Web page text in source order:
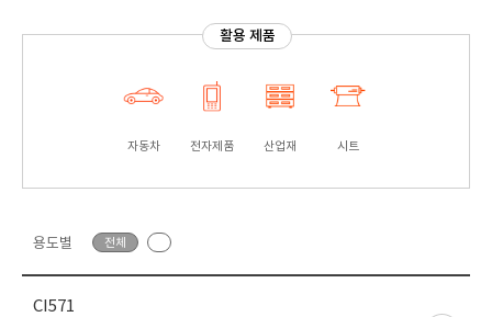
활용 제품
자동차 전자제품 산업재 시트
용도별 전체
CI571